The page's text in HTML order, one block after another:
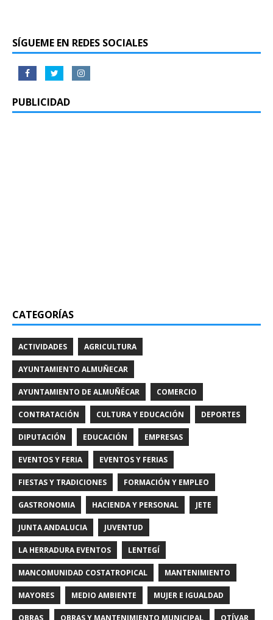
SÍGUEME EN REDES SOCIALES
PUBLICIDAD
CATEGORÍAS
ACTIVIDADES AGRICULTURA
AYUNTAMIENTO ALMUÑECAR
AYUNTAMIENTO DE ALMUÑÉCAR COMERCIO
CONTRATACIÓN CULTURA Y EDUCACIÓN DEPORTES
DIPUTACIÓN EDUCACIÓN EMPRESAS
EVENTOS Y FERIA EVENTOS Y FERIAS
FIESTAS Y TRADICIONES FORMACIÓN Y EMPLEO
GASTRONOMIA HACIENDA Y PERSONAL JETE
JUNTA ANDALUCIA JUVENTUD
LA HERRADURA EVENTOS LENTEGÍ
MANCOMUNIDAD COSTATROPICAL MANTENIMIENTO
MAYORES MEDIO AMBIENTE MUJER E IGUALDAD
OBRAS OBRAS Y MANTENIMIENTO MUNICIPAL OTÍVAR